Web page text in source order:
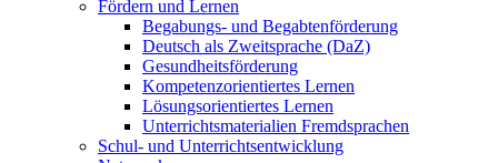
Fördern und Lernen
Begabungs- und Begabtenförderung
Deutsch als Zweitsprache (DaZ)
Gesundheitsförderung
Kompetenzorientiertes Lernen
Lösungsorientiertes Lernen
Unterrichtsmaterialien Fremdsprachen
Schul- und Unterrichtsentwicklung